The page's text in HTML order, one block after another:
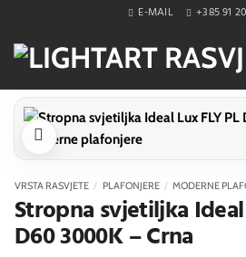
content
E-MAIL +385 91
VRSTA RASVJETE / PLAFONJERE / MODERNE
Stropna svjetiljka
D60 3000K – Crna